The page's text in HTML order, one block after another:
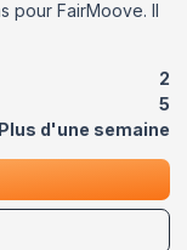
pour FairMoove. Il
2
5
Plus d'une semaine